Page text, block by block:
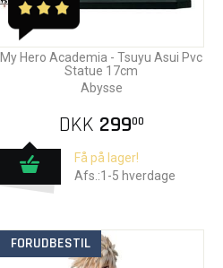
My Hero Academia - Tsuyu Asui Pvc
Statue 17cm
Abysse
DKK 29900
Få på lager!
Afs.:1-5 hverdage
FORUDBESTIL